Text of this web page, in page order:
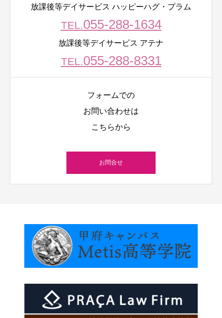
放課後等デイサービス ハッピーハグ・プラム
TEL.055-288-1634
放課後等デイサービス アテナ
TEL.055-288-8331
フォームでの
お問い合わせは
こちらから
お問合せ